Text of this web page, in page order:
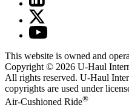
This website is owned and
Copyright © 2026 U-Haul
All rights reserved. U-Haul
copyrights are used under
Air-Cushioned Ride®